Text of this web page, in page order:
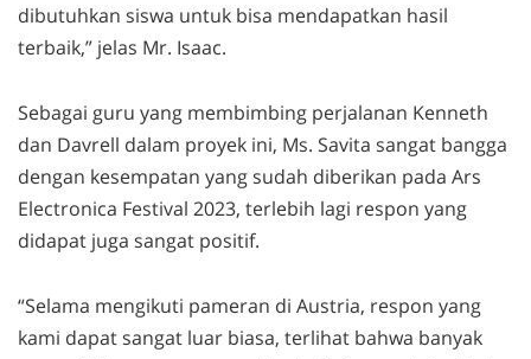
dibutuhkan siswa untuk bisa mendapatkan hasil
terbaik,” jelas Mr. Isaac.
Sebagai guru yang membimbing perjalanan Kenneth
dan Davrell dalam proyek ini, Ms. Savita sangat bangga
dengan kesempatan yang sudah diberikan pada Ars
Electronica Festival 2023, terlebih lagi respon yang
didapat juga sangat positif.
“Selama mengikuti pameran di Austria, respon yang
kami dapat sangat luar biasa, terlihat bahwa banyak